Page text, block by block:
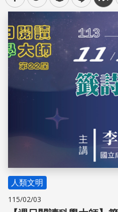
人類文明
115/02/03